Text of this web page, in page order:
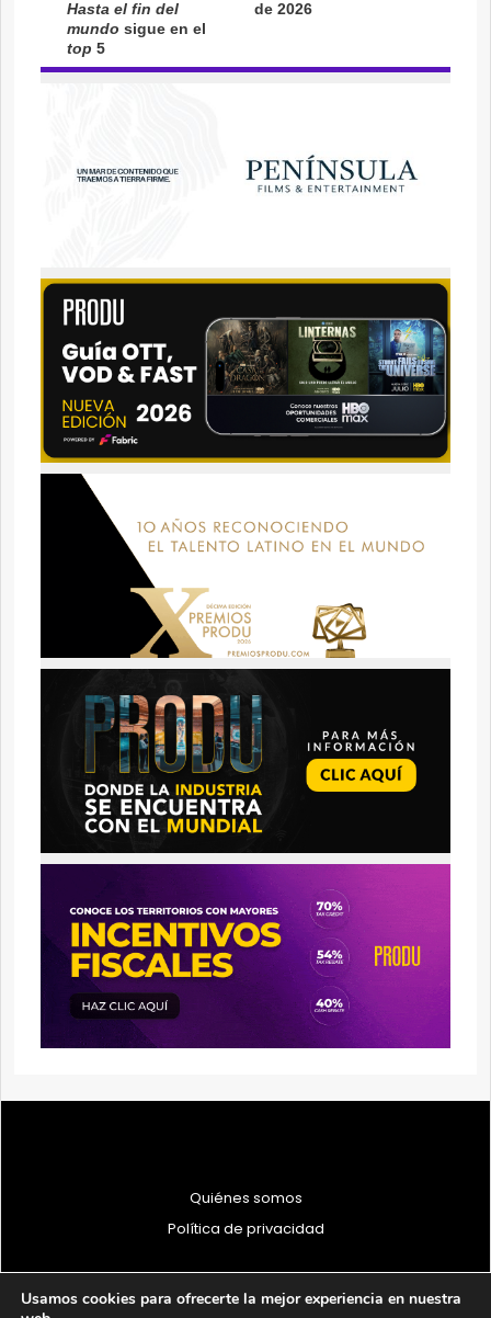
Quiénes somos
Política de privacidad
Usamos cookies para ofrecerte la mejor experiencia en nuestra